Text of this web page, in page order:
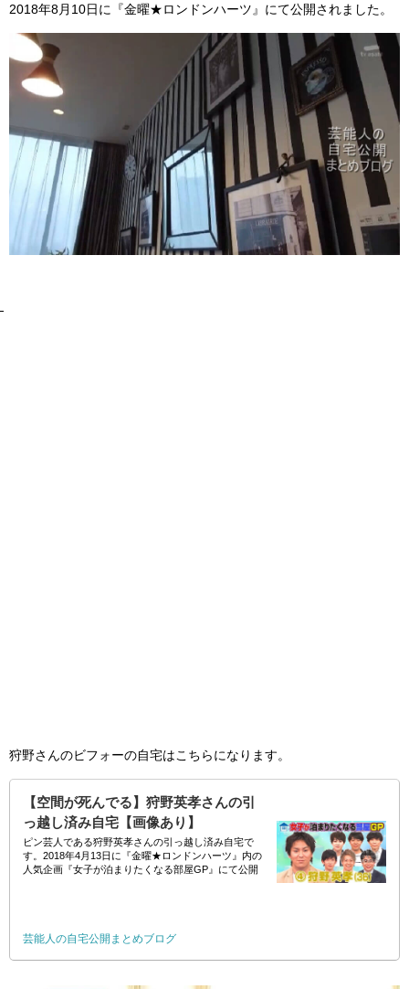
2018年8月10日に『金曜★ロンドンハーツ』にて公開されました。
狩野さんのビフォーの自宅はこちらになります。
【空間が死んでる】狩野英孝さんの引
っ越し済み自宅【画像あり】
ピン芸人である狩野英孝さんの引っ越し済み自宅で
す。2018年4月13日に『金曜★ロンドンハーツ』内の
人気企画『女子が泊まりたくなる部屋GP』にて公開
芸能人の自宅公開まとめブログ